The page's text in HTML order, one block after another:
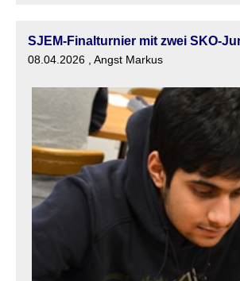
SJEM-Finalturnier mit zwei SKO-
08.04.2026 , Angst Markus